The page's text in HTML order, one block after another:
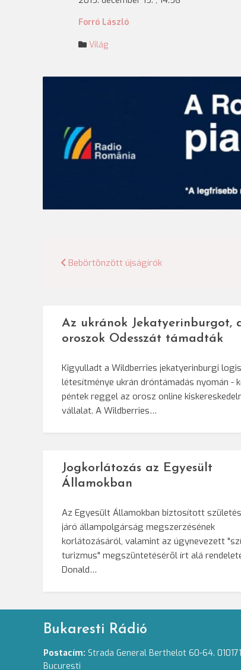
Forró László
Világ
Bejegyzés
Bebörtönzött újságírók
Az ukránok Jekatyerinburgot,
oroszok Odesszát támadták
Kigyulladt a Wildberries jekatyerinburgi
létesítménye ukrán dróntámadás nyomán -
péntek reggel az orosz online
vállalat. A Wildberries…
Jogkorlátozás az Egyesült
Államokban
Az Egyesült Államokban biztosított
járó állampolgárság megszerzésének
korlátozásáról, valamint az úgynevezett
turizmus" megszüntetésérõl írt alá
Donald…
Bukaresti Rádió
Postacím: Strada General Berthelot 60-64. 010171
Bucuresti